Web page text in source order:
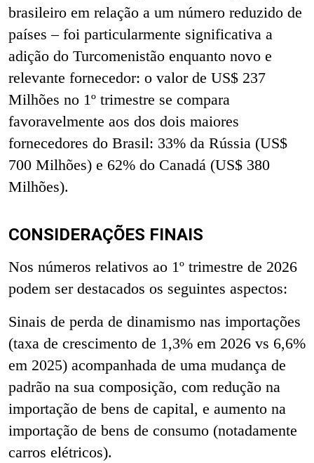
brasileiro em relação a um número reduzido de
países – foi particularmente significativa a
adição do Turcomenistão enquanto novo e
relevante fornecedor: o valor de US$ 237
Milhões no 1º trimestre se compara
favoravelmente aos dos dois maiores
fornecedores do Brasil: 33% da Rússia (US$
700 Milhões) e 62% do Canadá (US$ 380
Milhões).
CONSIDERAÇÕES FINAIS
Nos números relativos ao 1º trimestre de 2026
podem ser destacados os seguintes aspectos:
Sinais de perda de dinamismo nas importações
(taxa de crescimento de 1,3% em 2026 vs 6,6%
em 2025) acompanhada de uma mudança de
padrão na sua composição, com redução na
importação de bens de capital, e aumento na
importação de bens de consumo (notadamente
carros elétricos).